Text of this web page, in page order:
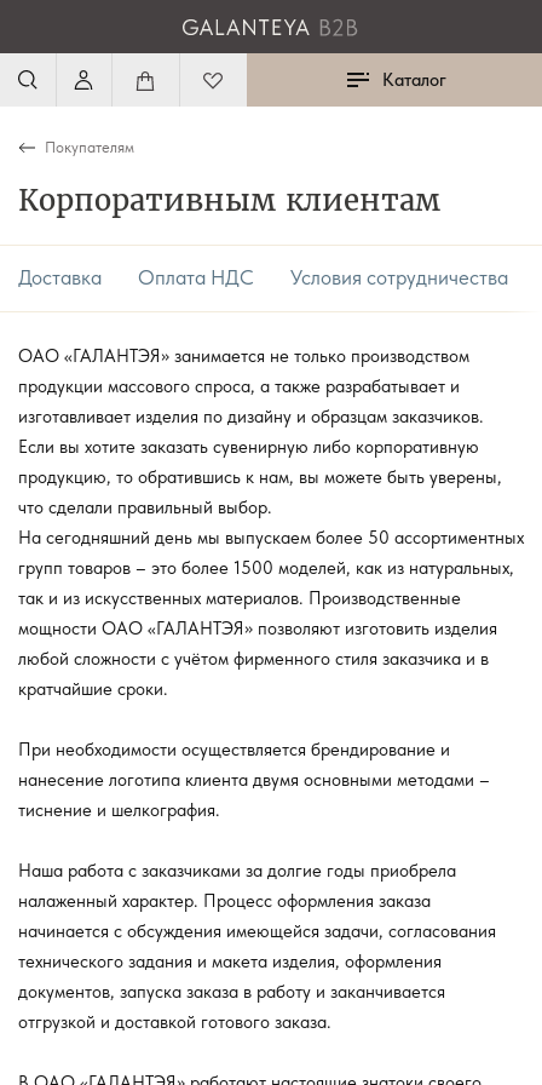
Каталог
Покупателям
Корпоративным клиентам
Доставка Оплата НДС Условия сотрудничества
ОАО «ГАЛАНТЭЯ» занимается не только производством
продукции массового спроса, а также разрабатывает и
изготавливает изделия по дизайну и образцам заказчиков.
Если вы хотите заказать сувенирную либо корпоративную
продукцию, то обратившись к нам, вы можете быть уверены,
что сделали правильный выбор.
На сегодняшний день мы выпускаем более 50 ассортиментных
групп товаров – это более 1500 моделей, как из натуральных,
так и из искусственных материалов. Производственные
мощности ОАО «ГАЛАНТЭЯ» позволяют изготовить изделия
любой сложности с учётом фирменного стиля заказчика и в
кратчайшие сроки.
При необходимости осуществляется брендирование и
нанесение логотипа клиента двумя основными методами –
тиснение и шелкография.
Наша работа с заказчиками за долгие годы приобрела
налаженный характер. Процесс оформления заказа
начинается с обсуждения имеющейся задачи, согласования
технического задания и макета изделия, оформления
документов, запуска заказа в работу и заканчивается
отгрузкой и доставкой готового заказа.